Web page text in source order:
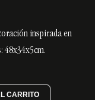
inspirada en
48x34x5cm.
CARRITO